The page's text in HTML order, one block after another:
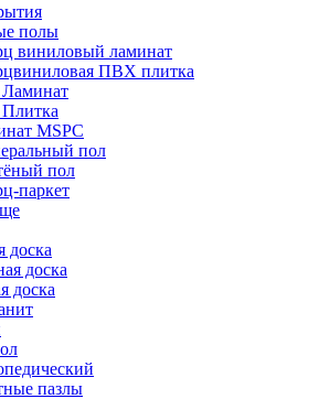
полы
виниловый ламинат
ПВХ плитка
Ламинат
Плитка
MSPC
пол
пол
паркет
доска
доска
доска
пазлы